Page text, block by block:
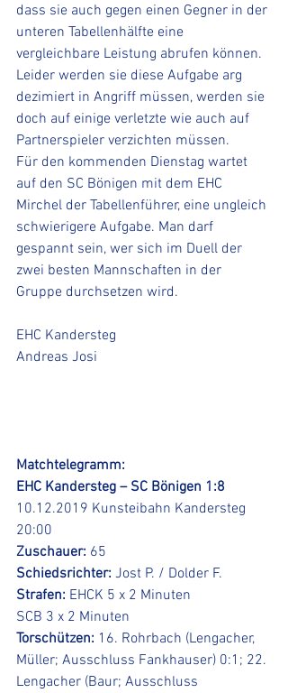
dass sie auch gegen einen Gegner in der
unteren Tabellenhälfte eine
vergleichbare Leistung abrufen können.
Leider werden sie diese Aufgabe arg
dezimiert in Angriff müssen, werden sie
doch auf einige verletzte wie auch auf
Partnerspieler verzichten müssen.
Für den kommenden Dienstag wartet
auf den SC Bönigen mit dem EHC
Mirchel der Tabellenführer, eine ungleich
schwierigere Aufgabe. Man darf
gespannt sein, wer sich im Duell der
zwei besten Mannschaften in der
Gruppe durchsetzen wird.
EHC Kandersteg
Andreas Josi
Matchtelegramm:
EHC Kandersteg – SC Bönigen 1:8
10.12.2019 Kunsteibahn Kandersteg
20:00
Zuschauer: 65
Schiedsrichter: Jost P. / Dolder F.
Strafen: EHCK 5 x 2 Minuten
SCB 3 x 2 Minuten
Torschützen: 16. Rohrbach (Lengacher,
Müller; Ausschluss Fankhauser) 0:1; 22.
Lengacher (Baur; Ausschluss